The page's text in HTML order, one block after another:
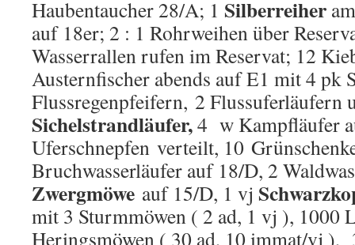
Haubentaucher 28/A; 1 Silberreiher
auf 18er; 2 : 1 Rohrweihen über
Wasserrallen rufen im Reservat; 12
Austernfischer abends auf E1 mit 4 pk
Flussregenpfeifern, 2 Flussuferläufern
Sichelstrandläufer,4 w Kampfläufer
Uferschnepfen verteilt, 10
Bruchwasserläufer auf 18/D, 2
Zwergmöwe auf 15/D, 1 vj
mit 3 Sturmmöwen ( 2 ad, 1 vj ), 1000
Heringsmöwen ( 30 ad, 10 immat/vj ),